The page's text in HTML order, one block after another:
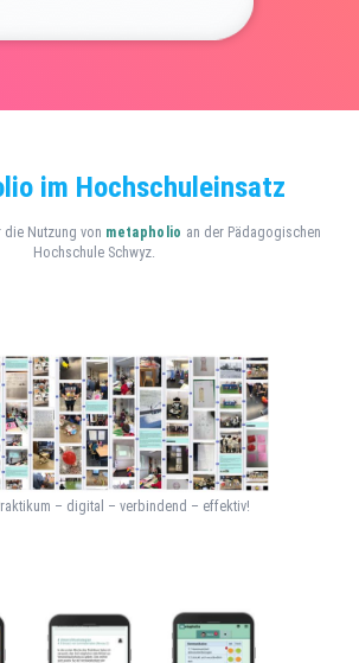
im Hochschuleinsatz
die Nutzung von metapholio an der Pädagogischen
Hochschule Schwyz.
– digital – verbindend – effektiv!